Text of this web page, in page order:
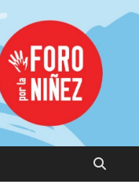
Promoviendo
Derechos,
Construimos
Igualdad